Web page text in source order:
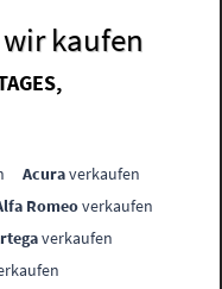
kaufen
Acuraverkaufen
Romeoverkaufen
verkaufen